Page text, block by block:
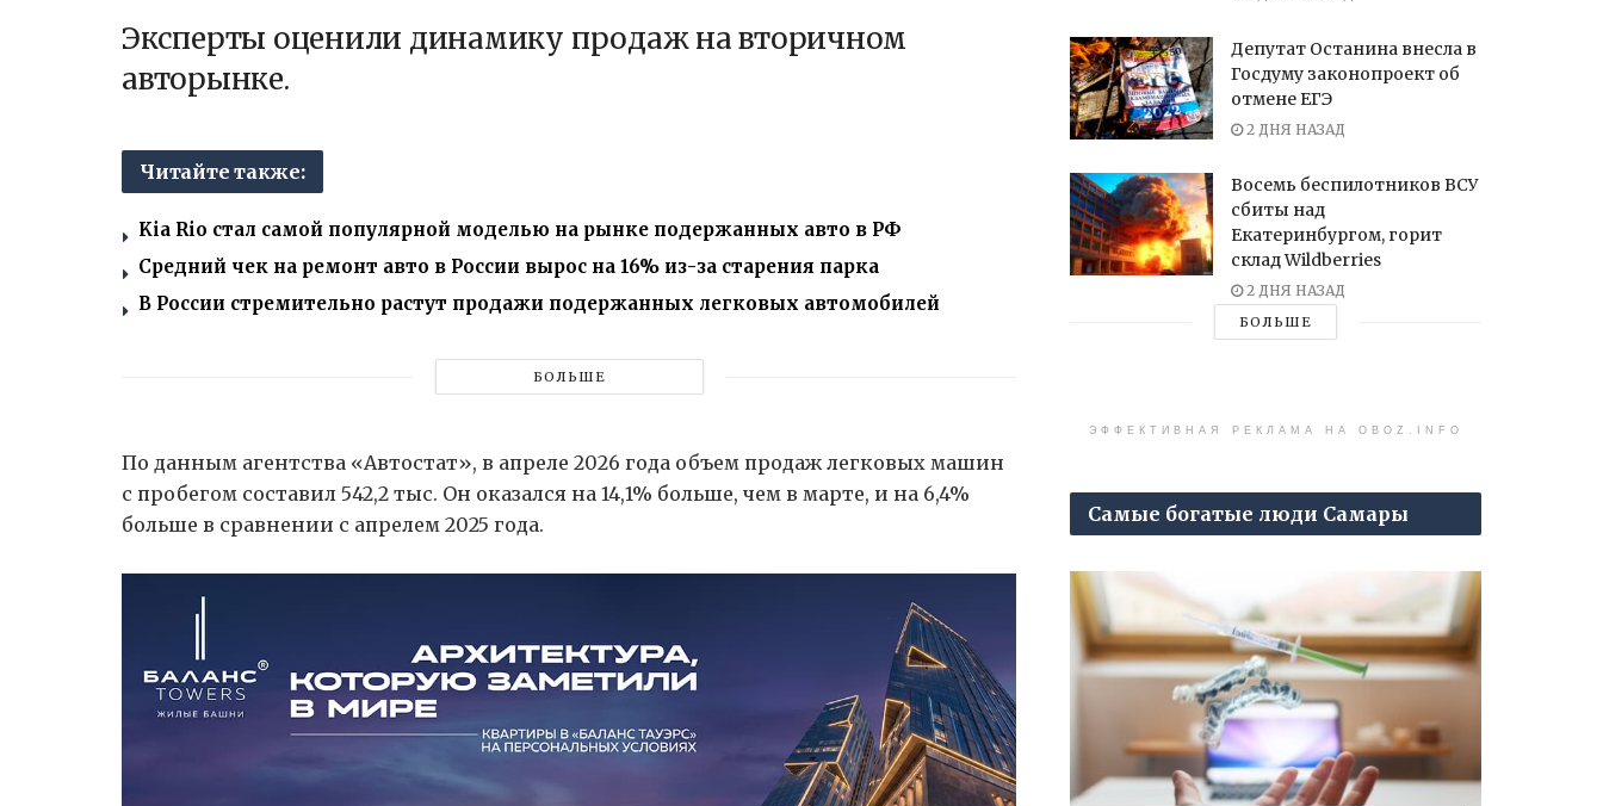
Эксперты оценили динамику продаж на вторичном
авторынке.
Читайте также:
Kia Rio стал самой популярной моделью на рынке подержанных авто в РФ
Средний чек на ремонт авто в России вырос на 16% из-за старения парка
В России стремительно растут продажи подержанных легковых автомобилей
БОЛЬШЕ
По данным агентства «Автостат», в апреле 2026 года объем продаж легковых машин
с пробегом составил 542,2 тыс. Он оказался на 14,1% больше, чем в марте, и на 6,4%
больше в сравнении с апрелем 2025 года.
Депутат Останина внесла в
Госдуму законопроект об
отмене ЕГЭ
2 ДНЯ НАЗАД
Восемь беспилотников ВСУ
сбиты над
Екатеринбургом, горит
склад Wildberries
2 ДНЯ НАЗАД
БОЛЬШЕ
ЭФФЕКТИВНАЯ РЕКЛАМА НА OBOZ.INFO
Самые богатые люди Самары